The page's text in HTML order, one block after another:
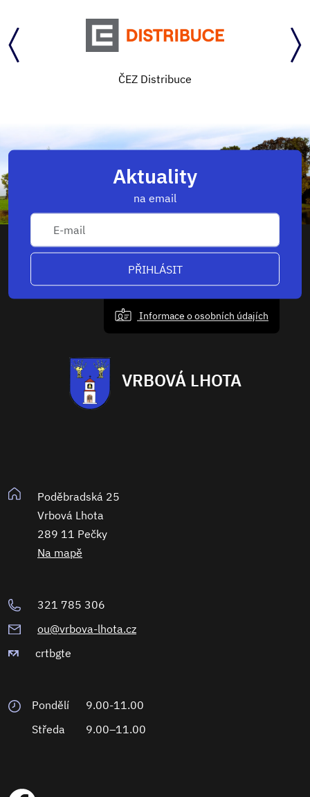
ČEZ Distribuce
Aktuality
na email
PŘIHLÁSIT
Informace o osobních údajích
VRBOVÁ LHOTA
Poděbradská 25
Vrbová Lhota
289 11 Pečky
Na mapě
321 785 306
ou@vrbova-lhota.cz
crtbgte
Pondělí
9.00-11.00
Středa
9.00–11.00